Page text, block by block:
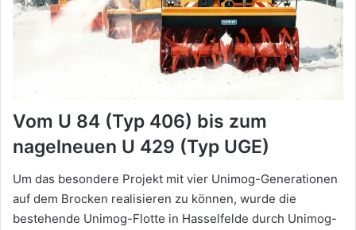
Vom U 84 (Typ 406) bis zum
nagelneuen U 429 (Typ UGE)
Um das besondere Projekt mit vier Unimog-Generationen
auf dem Brocken realisieren zu können, wurde die
bestehende Unimog-Flotte in Hasselfelde durch Unimog-